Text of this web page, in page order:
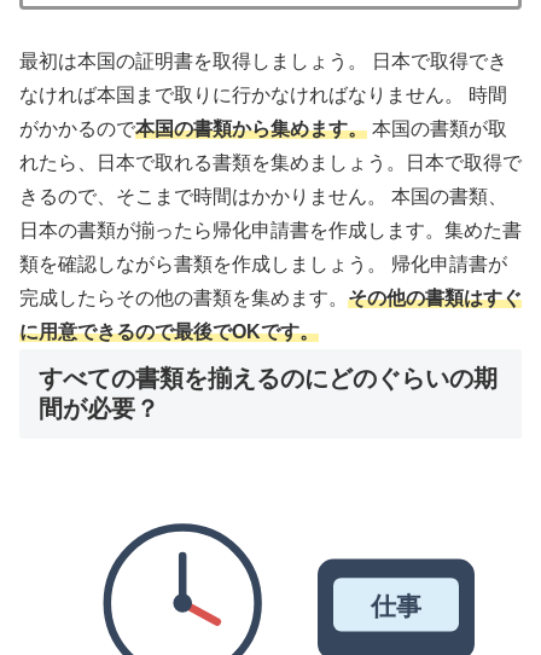
最初は本国の証明書を取得しましょう。
日本で取得でき
なければ本国まで取りに行かなければなりません。
時間
がかかるので本国の書類から集めます。 本国の書類が取
れたら、日本で取れる書類を集めましょう。
日本で取得で
きるので、そこまで時間はかかりません。
本国の書類、
日本の書類が揃ったら帰化申請書を作成します。 集めた書
類を確認しながら書類を作成しましょう。
帰化申請書が
完成したらその他の書類を集めます。 その他の書類はすぐ
に用意できるので最後でOKです。
すべての書類を揃えるのにどのぐらいの期
間が必要？
仕事